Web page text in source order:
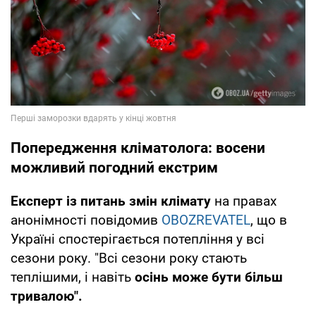
Попередження кліматолога: восени
можливий погодний екстрим
Експерт із питань змін клімату на правах
анонімності повідомив OBOZREVATEL, що в
Україні спостерігається потепління у всі
сезони року. "Всі сезони року стають
теплішими, і навіть осінь може бути більш
тривалою".